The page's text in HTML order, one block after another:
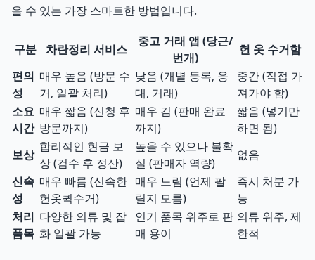
을 수 있는 가장 스마트한 방법입니다.
구분 차란정리 서비스
중고 거래 앱 (당근/
번개)
헌 옷 수거함
편의
성
매우 높음 (방문 수
거, 일괄 처리)
낮음 (개별 등록, 응
대, 거래)
중간 (직접 가
져가야 함)
소요
시간
매우 짧음 (신청 후
방문까지)
매우 김 (판매 완료
까지)
짧음 (넣기만
하면 됨)
보상
합리적인 현금 보
상 (검수 후 정산)
높을 수 있으나 불확
실 (판매자 역량)
없음
신속
성
매우 빠름 (신속한
헌옷퀵수거)
매우 느림 (언제 팔
릴지 모름)
즉시 처분 가
능
처리
품목
다양한 의류 및 잡
화 일괄 가능
인기 품목 위주로 판
매 용이
의류 위주, 제
한적